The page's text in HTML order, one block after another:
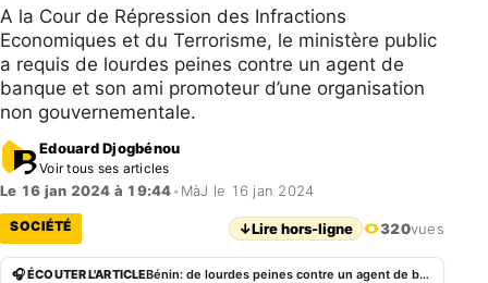
A la Cour de Répression des Infractions
Economiques et du Terrorisme, le ministère public
a requis de lourdes peines contre un agent de
banque et son ami promoteur d’une organisation
non gouvernementale.
Edouard Djogbénou
Voir tous ses articles
Le 16 jan 2024 à 19:44• MàJ le 16 jan 2024
SOCIÉTÉ ↓Lire hors-ligne 320vues
🎧 ÉCOUTER L'ARTICLE Bénin: de lourdes peines contre un agent de banque pour vol et blanchiment de capitaux